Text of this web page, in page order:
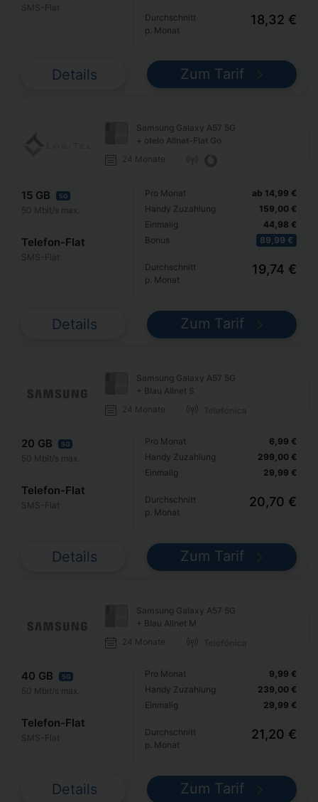
SMS-Flat
Durchschnitt
p. Monat
18,32 €
Details Zum Tarif
Samsung Galaxy A57 5G
+ otelo Allnet-Flat Go
24 Monate
15 GB 5G
50 Mbit/s max.
Telefon-Flat
SMS-Flat
Pro Monat
Handy Zuzahlung
Einmalig
Bonus
ab 14,99 €
159,00 €
44,98 €
89,99 €
Durchschnitt
p. Monat
19,74 €
Details Zum Tarif
Samsung Galaxy A57 5G
+ Blau Allnet S
24 Monate
20 GB 5G
50 Mbit/s max.
Telefon-Flat
SMS-Flat
Pro Monat
Handy Zuzahlung
Einmalig
6,99 €
299,00 €
29,99 €
Durchschnitt
p. Monat
20,70 €
Details Zum Tarif
Samsung Galaxy A57 5G
+ Blau Allnet M
24 Monate
40 GB 5G
50 Mbit/s max.
Telefon-Flat
SMS-Flat
Pro Monat
Handy Zuzahlung
Einmalig
9,99 €
239,00 €
29,99 €
Durchschnitt
p. Monat
21,20 €
Details Zum Tarif